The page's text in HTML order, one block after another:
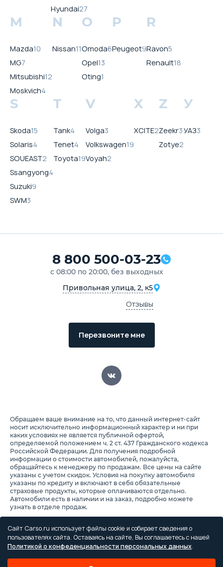
Hyundai27
M
Mazda10
MG7
Mitsubishi12
Moskvich4
N
Nissan11
O
Omoda6
Opel13
Oting1
P
Peugeot9
R
Ravon5
Renault18
S
Skoda15
Solaris4
SOUEAST2
Ssangyong4
Suzuki9
SWM3
T
Tank4
Tenet4
Toyota19
V
Volga3
Volkswagen19
Voyah2
X
XCITE2
Z
Zeekr3
Zotye2
У
УАЗ3
8 800 500-03-23
с 08:00 по 20:00, без выходных
Привольная улица, 2, к5
Отзывы
Перезвоните мне
Обращаем ваше внимание на то, что данный интернет-сайт
носит исключительно информационный характер и ни при
каких условиях не является публичной офертой,
определяемой положением ч. 2 ст. 437 Гражданского кодекса
Российской Федерации. Для получения подробной
информации о стоимости автомобилей, пожалуйста,
обращайтесь к менеджеру по продажам. Все цены на сайте
указаны с учетом скидок. Условия на покупку автомобиля
указаны по кредиту и включают в себя обязательные
страховые продукты, которые оплачиваются отдельно.
Автомобили есть в наличии и на заказ, подробно можете
узнать в отделе продаж.
Предоставляя свои персональные данные и используя
настоящий веб-сайт, Вы соглашаетесь с обработкой Ваших
персональных данных и принимаете условия их обработки.
Сайт Carso.ru использует файлы cookie и собирает сведения о
пользователях сайта. Оставаясь на сайте, Вы соглашаетесь с нашей
Политикой о конфеденциальности персональных данных.